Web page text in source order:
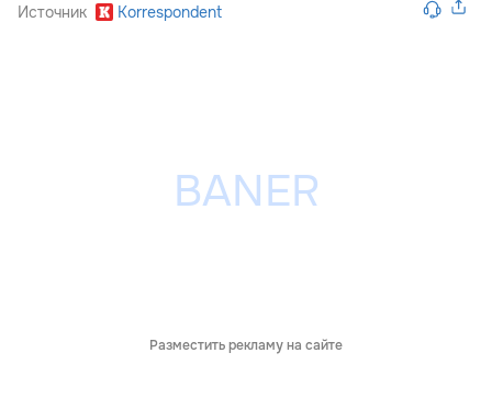
Источник Korrespondent
Разместить рекламу на сайте